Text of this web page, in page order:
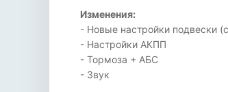
Изменения:
- Новые настройки подвески
- Настройки АКПП
- Тормоза + АБС
- Звук